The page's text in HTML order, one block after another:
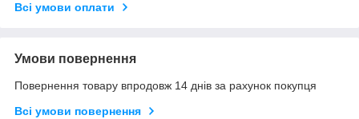
Всі умови оплати
Умови повернення
Повернення товару впродовж 14 днів за рахунок покупця
Всі умови повернення